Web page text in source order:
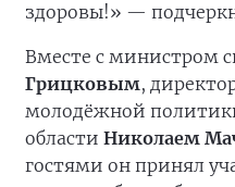
здоровы!» —
Вместе с министром
Грицковым,
молодёжной
области Николаем
гостями он принял